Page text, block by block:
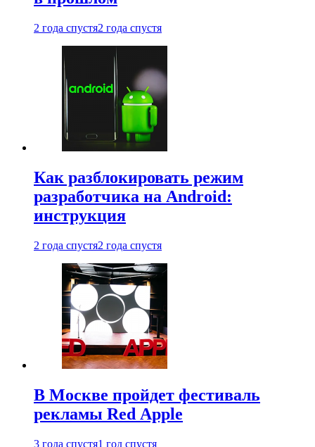
2 года спустя2 года спустя
Как разблокировать режим
разработчика на Android:
инструкция
2 года спустя2 года спустя
В Москве пройдет фестиваль
рекламы Red Apple
3 года спустя1 год спустя